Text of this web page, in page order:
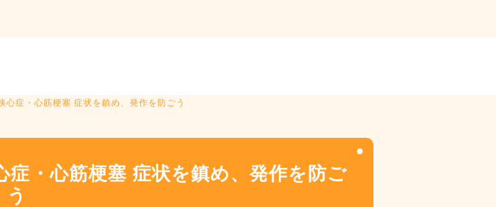
症・心筋梗塞 症状を鎮め、発作を防ごう
・心筋梗塞 症状を鎮め、発作を防ご
う